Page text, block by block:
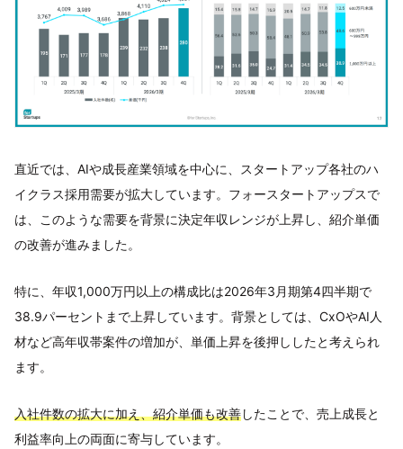
直近では、AIや成長産業領域を中心に、スタートアップ各社のハ
イクラス採用需要が拡大しています。フォースタートアップスで
は、このような需要を背景に決定年収レンジが上昇し、紹介単価
の改善が進みました。
特に、年収1,000万円以上の構成比は2026年3月期第4四半期で
38.9パーセントまで上昇しています。背景としては、CxOやAI人
材など高年収帯案件の増加が、単価上昇を後押ししたと考えられ
ます。
入社件数の拡大に加え、紹介単価も改善したことで、売上成長と
利益率向上の両面に寄与しています。